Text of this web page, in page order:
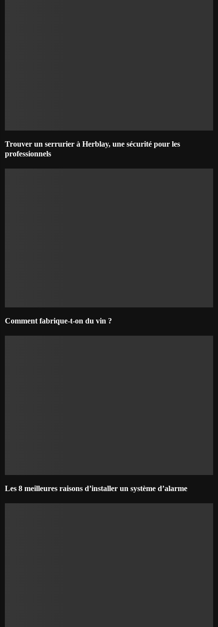
Trouver un serrurier à Herblay, une sécurité pour les
professionnels
Comment fabrique-t-on du vin ?
Les 8 meilleures raisons d’installer un système d’alarme